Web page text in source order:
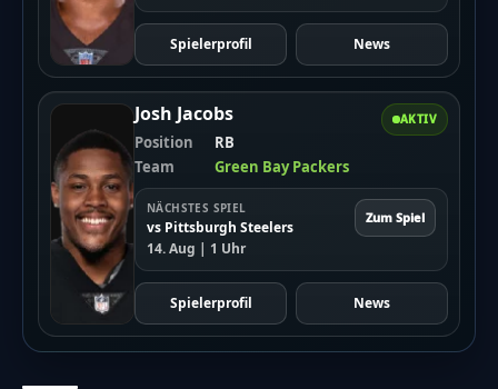
Spielerprofil News
AKTIV
Josh Jacobs
Position
RB
Team
Green Bay Packers
NÄCHSTES SPIEL
vs Pittsburgh Steelers
14. Aug | 1 Uhr
Zum Spiel
Spielerprofil News